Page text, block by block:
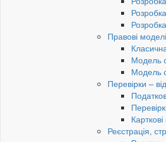
Правові
Модель
Модель
Перевірки –
Реєстрація,